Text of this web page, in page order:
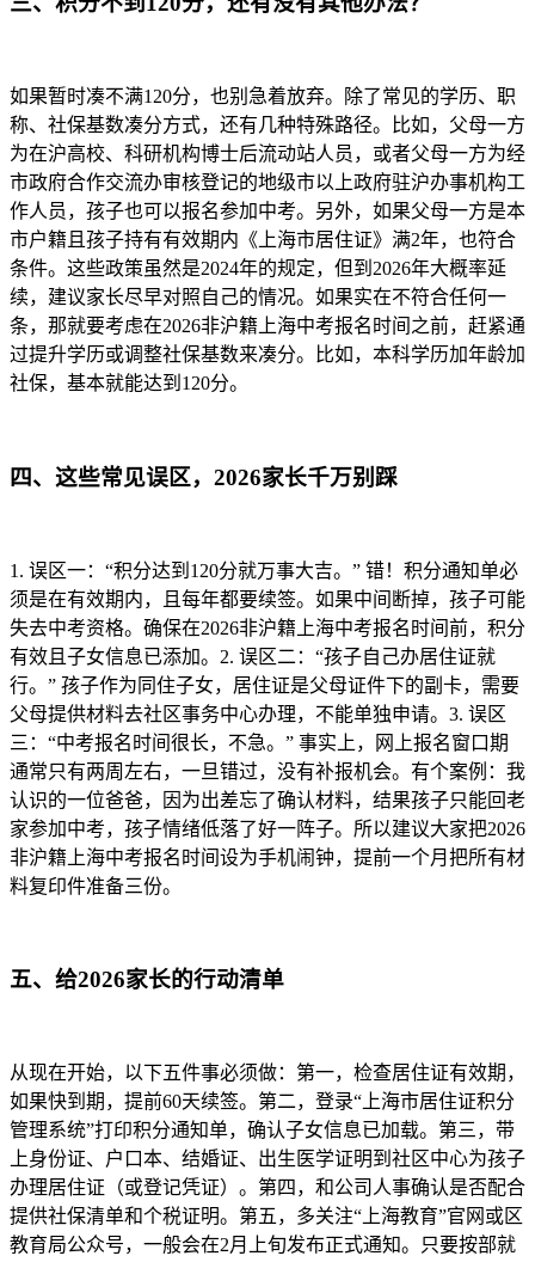
如果暂时凑不满120分，也别急着放弃。除了常见的学历、职
称、社保基数凑分方式，还有几种特殊路径。比如，父母一方
为在沪高校、科研机构博士后流动站人员，或者父母一方为经
市政府合作交流办审核登记的地级市以上政府驻沪办事机构工
作人员，孩子也可以报名参加中考。另外，如果父母一方是本
市户籍且孩子持有有效期内《上海市居住证》满2年，也符合
条件。这些政策虽然是2024年的规定，但到2026年大概率延
续，建议家长尽早对照自己的情况。如果实在不符合任何一
条，那就要考虑在2026非沪籍上海中考报名时间之前，赶紧通
过提升学历或调整社保基数来凑分。比如，本科学历加年龄加
社保，基本就能达到120分。
四、这些常见误区，2026家长千万别踩
1. 误区一：“积分达到120分就万事大吉。” 错！积分通知单必
须是在有效期内，且每年都要续签。如果中间断掉，孩子可能
失去中考资格。确保在2026非沪籍上海中考报名时间前，积分
有效且子女信息已添加。2. 误区二：“孩子自己办居住证就
行。” 孩子作为同住子女，居住证是父母证件下的副卡，需要
父母提供材料去社区事务中心办理，不能单独申请。3. 误区
三：“中考报名时间很长，不急。” 事实上，网上报名窗口期
通常只有两周左右，一旦错过，没有补报机会。有个案例：我
认识的一位爸爸，因为出差忘了确认材料，结果孩子只能回老
家参加中考，孩子情绪低落了好一阵子。所以建议大家把2026
非沪籍上海中考报名时间设为手机闹钟，提前一个月把所有材
料复印件准备三份。
五、给2026家长的行动清单
从现在开始，以下五件事必须做：第一，检查居住证有效期，
如果快到期，提前60天续签。第二，登录“上海市居住证积分
管理系统”打印积分通知单，确认子女信息已加载。第三，带
上身份证、户口本、结婚证、出生医学证明到社区中心为孩子
办理居住证（或登记凭证）。第四，和公司人事确认是否配合
提供社保清单和个税证明。第五，多关注“上海教育”官网或区
教育局公众号，一般会在2月上旬发布正式通知。只要按部就